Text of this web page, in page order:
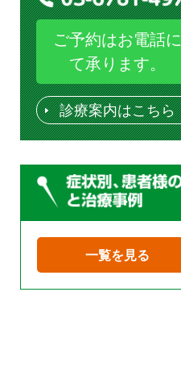
ご予約はお電話に
て承ります。
診療案内はこちら
一覧を見る